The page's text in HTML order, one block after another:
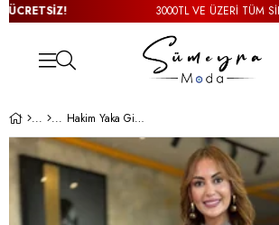
3000TL VE ÜZERİ TÜM
Hakim Yaka Gizli Düğmeli Kuşaklı Tensel Vizon Elbise